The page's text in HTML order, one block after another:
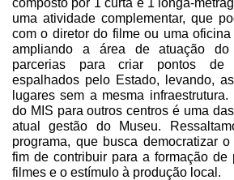
uma atividade complementar, que
com o diretor do filme ou uma
ampliando a área de atuação do
parcerias para criar pontos de
espalhados pelo Estado, levando,
lugares sem a mesma
do MIS para outros centros é uma
atual gestão do Museu.
programa, que busca democratizar
fim de contribuir para a formação de
filmes e o estímulo à produção local.